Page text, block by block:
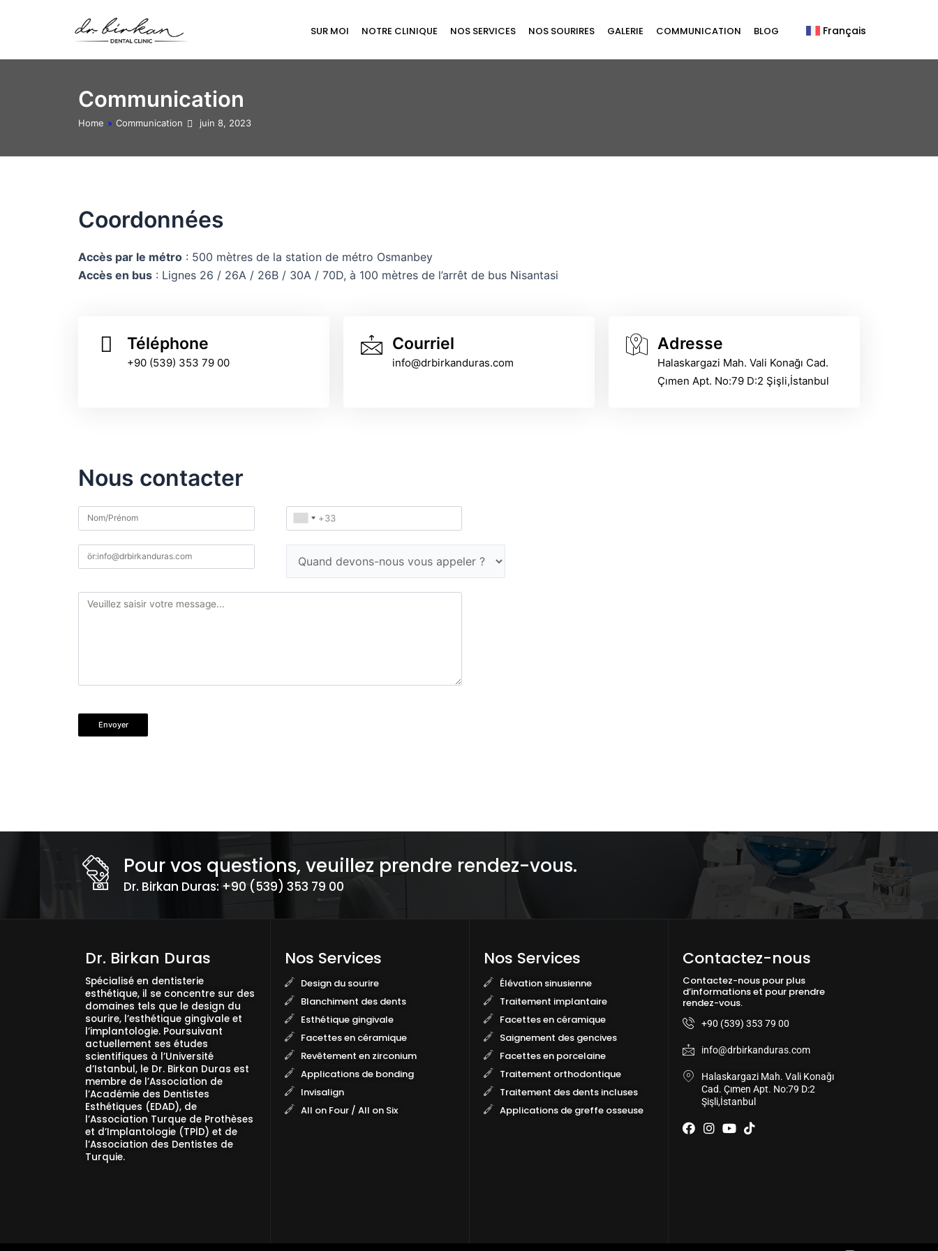
SUR MOI NOTRE CLINIQUE NOS SERVICES NOS SOURIRES GALERIE COMMUNICATION BLOG Français
Communication
Home » Communication juin 8, 2023
Coordonnées
Accès par le métro : 500 mètres de la station de métro Osmanbey
Accès en bus : Lignes 26 / 26A / 26B / 30A / 70D, à 100 mètres de l’arrêt de bus Nisantasi
Téléphone
+90 (539) 353 79 00
Courriel
info@drbirkanduras.com
Adresse
Halaskargazi Mah. Vali Konağı Cad.
Çımen Apt. No:79 D:2 Şişli,İstanbul
Nous contacter
Envoyer
Pour vos questions, veuillez prendre rendez-vous.
Dr. Birkan Duras: +90 (539) 353 79 00
Dr. Birkan Duras
Spécialisé en dentisterie
esthétique, il se concentre sur des
domaines tels que le design du
sourire, l’esthétique gingivale et
l’implantologie. Poursuivant
actuellement ses études
scientifiques à l’Université
d’Istanbul, le Dr. Birkan Duras est
membre de l’Association de
l’Académie des Dentistes
Esthétiques (EDAD), de
l’Association Turque de Prothèses
et d’Implantologie (TPİD) et de
l’Association des Dentistes de
Turquie.
Nos Services
Design du sourire
Blanchiment des dents
Esthétique gingivale
Facettes en céramique
Revêtement en zirconium
Applications de bonding
Invisalign
All on Four / All on Six
Nos Services
Élévation sinusienne
Traitement implantaire
Facettes en céramique
Saignement des gencives
Facettes en porcelaine
Traitement orthodontique
Traitement des dents incluses
Applications de greffe osseuse
Contactez-nous
Contactez-nous pour plus
d’informations et pour prendre
rendez-vous.
+90 (539) 353 79 00
info@drbirkanduras.com
Halaskargazi Mah. Vali Konağı
Cad. Çımen Apt. No:79 D:2
Şişli,İstanbul
F
I
Y
T